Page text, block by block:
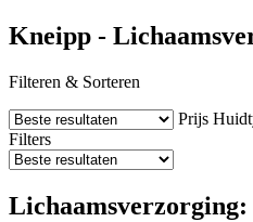
Kneipp -
Filteren & Sorteren
Prijs
Filters